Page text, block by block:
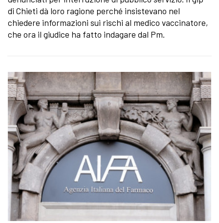
di Chieti dà loro ragione perché insistevano nel
chiedere informazioni sui rischi al medico vaccinatore,
che ora il giudice ha fatto indagare dal Pm.